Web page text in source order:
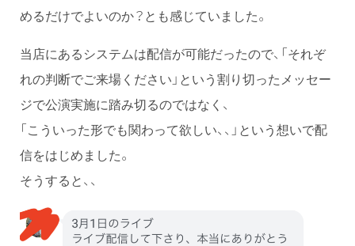
めるだけでよいのか？とも感じていました。
当店にあるシステムは配信が可能だったので、「それぞ
れの判断でご来場ください」という割り切ったメッセー
ジで公演実施に踏み切るのではなく、
「こういった形でも関わって欲しい、、」という想いで配
信をはじめました。
そうすると、、